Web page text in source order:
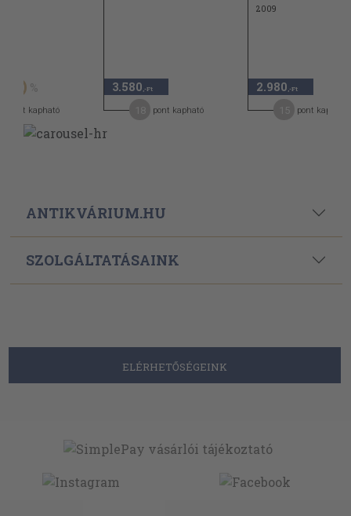
50
pont kapható
3.580 ,-Ft
pont kapható
2009
2.980 ,-Ft
pont kapható
ANTIKVÁRIUM.HU
SZOLGÁLTATÁSAINK
ELÉRHETŐSÉGEINK